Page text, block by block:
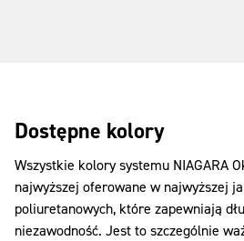
Dostępne kolory
Wszystkie kolory systemu NIAGARA
najwyższej oferowane w najwyższej
poliuretanowych, które zapewniają
niezawodność. Jest to szczególnie